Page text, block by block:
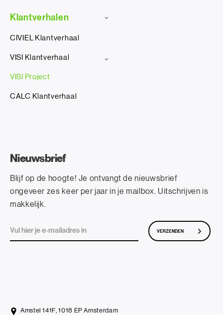
Klantverhalen
CIVIEL Klantverhaal
VISI Klantverhaal
VISI Project
CALC Klantverhaal
Nieuwsbrief
Blijf op de hoogte! Je ontvangt de nieuwsbrief
ongeveer zes keer per jaar in je mailbox. Uitschrijven is
makkelijk.
VERZENDEN
Amstel 141F, 1018 EP Amsterdam